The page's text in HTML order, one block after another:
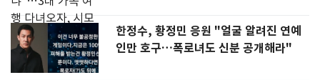
한정수, 황정민 응원 "얼굴 알려진 연예
인만 호구…폭로녀도 신분 공개해라"